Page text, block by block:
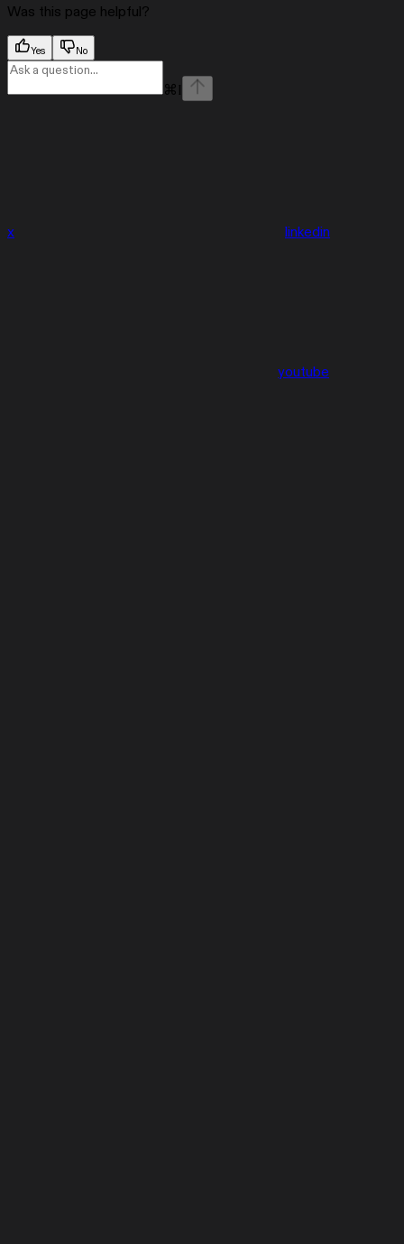
Was this page helpful?
Yes No
⌘ I
x linkedin
youtube